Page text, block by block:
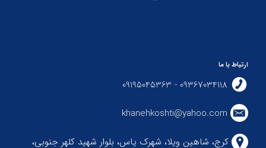
ارتباط با ما
09367034118 - 09195045363
khanehkoshti@yahoo.com
کرج، شاهین ویلا، شهرک یاس، بلوار شهید کلهر جنوبی،